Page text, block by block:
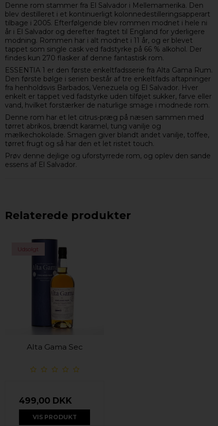
Denne rom stammer fra El Salvador i Mellemamerika. Den
blev destilleret i et kontinuerligt kolonnedestilleringsapperart
tilbage i 2005. Efterfølgende blev rommen modnet i hele ni
år i El Salvador og derefter fragtet til England for yderligere
modning. Rommen har i alt modnet i 11 år, og er blevet
tappet som single cask ved fadstyrke på 66 % alkohol. Der
findes kun 270 flasker af denne fantastisk rom.
ESSENTIA 1 er den første enkeltfadsserie fra Alta Gama Rum.
Den første bølge i serien består af tre enkeltfads aftapninger
fra henholdsvis Barbados, Venezuela og El Salvador. Hver
enkelt er tappet ved fadstyrke uden tilføjet sukker, farve eller
vand, hvilket forstærker de naturlige smage i modnede rom.
Denne rom har et let citrus-præg på næsen sammen med
tørret abrikos, brændt karamel, tung vanilje og
mælkechokolade. Smagen giver blandt andet vanilje, toffee,
tørret frugt og så har den et let ristet touch.
Prøv denne dejlige og uforstyrrede rom, og oplev den sande
essens af El Salvador.
Relaterede produkter
Udsolgt
Alta Gama Sec
499,00 DKK
VIS PRODUKT